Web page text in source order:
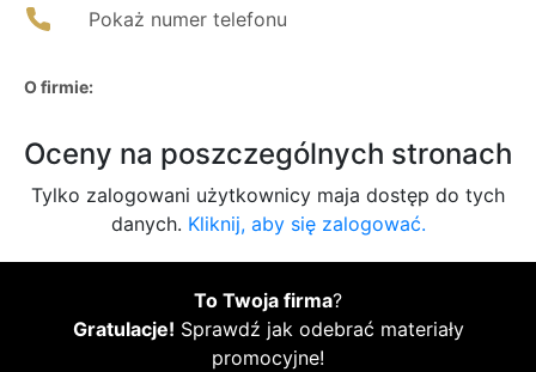
Pokaż numer telefonu
O firmie:
Oceny na poszczególnych stronach
Tylko zalogowani użytkownicy maja dostęp do tych
danych. Kliknij, aby się zalogować.
To Twoja firma?
Gratulacje! Sprawdź jak odebrać materiały
promocyjne!